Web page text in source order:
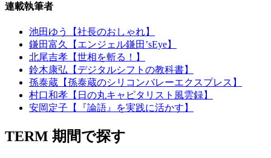
連載執筆者
池田ゆう【社長のおしゃれ】
鎌田富久【エンジェル鎌田’sEye】
北尾吉孝【世相を斬る！】
鈴木康弘【デジタルシフトの教科書】
孫泰蔵【孫泰蔵のシリコンバレーエクスプレス】
村口和孝【日の丸キャピタリスト風雲録】
安岡定子【『論語』を実践に活かす】
TERM 期間で探す